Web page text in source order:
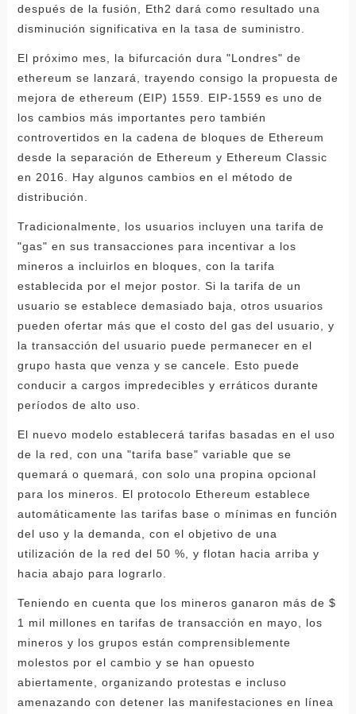
después de la fusión, Eth2 dará como resultado una
disminución significativa en la tasa de suministro.
El próximo mes, la bifurcación dura "Londres" de
ethereum se lanzará, trayendo consigo la propuesta de
mejora de ethereum (EIP) 1559. EIP-1559 es uno de
los cambios más importantes pero también
controvertidos en la cadena de bloques de Ethereum
desde la separación de Ethereum y Ethereum Classic
en 2016. Hay algunos cambios en el método de
distribución.
Tradicionalmente, los usuarios incluyen una tarifa de
"gas" en sus transacciones para incentivar a los
mineros a incluirlos en bloques, con la tarifa
establecida por el mejor postor. Si la tarifa de un
usuario se establece demasiado baja, otros usuarios
pueden ofertar más que el costo del gas del usuario, y
la transacción del usuario puede permanecer en el
grupo hasta que venza y se cancele. Esto puede
conducir a cargos impredecibles y erráticos durante
períodos de alto uso.
El nuevo modelo establecerá tarifas basadas en el uso
de la red, con una "tarifa base" variable que se
quemará o quemará, con solo una propina opcional
para los mineros. El protocolo Ethereum establece
automáticamente las tarifas base o mínimas en función
del uso y la demanda, con el objetivo de una
utilización de la red del 50 %, y flotan hacia arriba y
hacia abajo para lograrlo.
Teniendo en cuenta que los mineros ganaron más de $
1 mil millones en tarifas de transacción en mayo, los
mineros y los grupos están comprensiblemente
molestos por el cambio y se han opuesto
abiertamente, organizando protestas e incluso
amenazando con detener las manifestaciones en línea